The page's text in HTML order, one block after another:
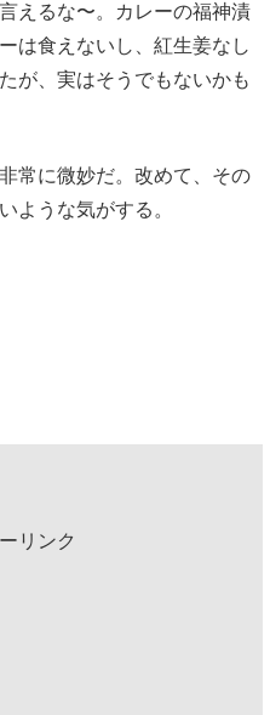
えるな〜。カレーの福神漬
は食えないし、紅生姜なし
が、実はそうでもないかも
常に微妙だ。改めて、その
ような気がする。
リンク